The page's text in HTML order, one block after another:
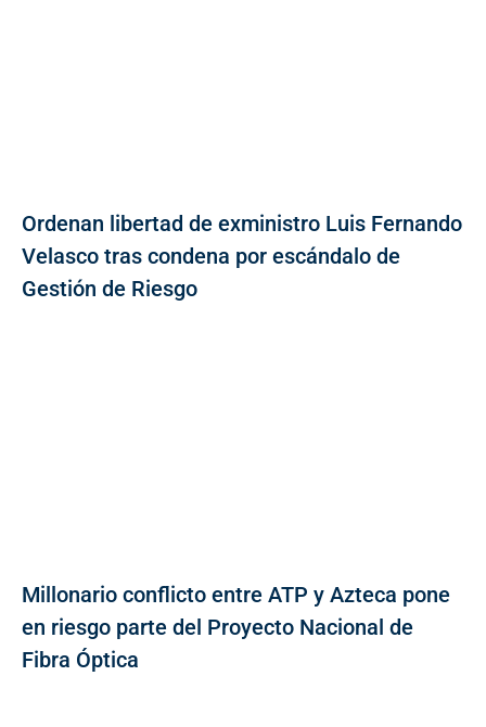
Ordenan libertad de exministro Luis Fernando
Velasco tras condena por escándalo de
Gestión de Riesgo
Millonario conflicto entre ATP y Azteca pone
en riesgo parte del Proyecto Nacional de
Fibra Óptica